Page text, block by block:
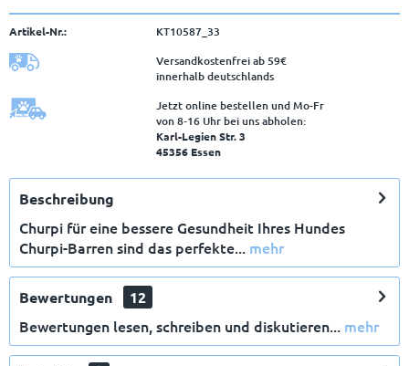
Artikel-Nr.:
KT10587_33
Versandkostenfrei ab 59€
innerhalb deutschlands
Jetzt online bestellen und Mo-Fr
von 8‑16 Uhr bei uns abholen:
Karl-Legien Str. 3
45356 Essen
Beschreibung
Churpi für eine bessere Gesundheit Ihres Hundes
Churpi-Barren sind das perfekte... mehr
Bewertungen 12
Bewertungen lesen, schreiben und diskutieren... mehr